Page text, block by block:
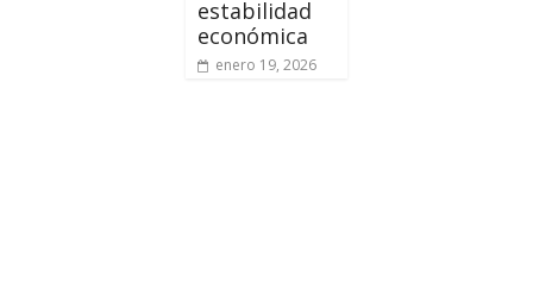
estabilidad
económica
enero 19, 2026